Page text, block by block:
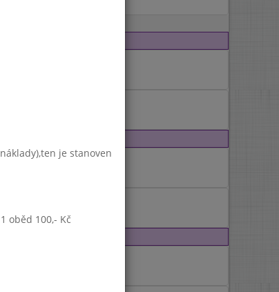
je stanoven
oběd 100,- Kč